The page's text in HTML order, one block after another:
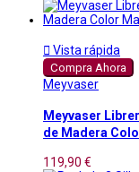
 Vista rápida
Compra Ahora
Meyvaser
Meyvaser
de Madera
119,90 €